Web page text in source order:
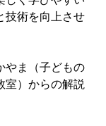
技術を向上させ
やま（子どもの
室）からの解説